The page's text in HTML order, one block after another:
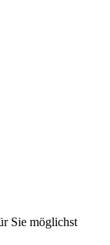
Sie möglichst